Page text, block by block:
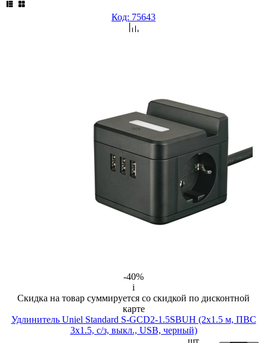
Код: 75643
-40%
i
Скидка на товар суммируется со скидкой по дисконтной
карте
Удлинитель Uniel Standard S-GCD2-1.5SBUH (2х1.5 м, ПВС
3х1.5, с/з, выкл., USB, черный)